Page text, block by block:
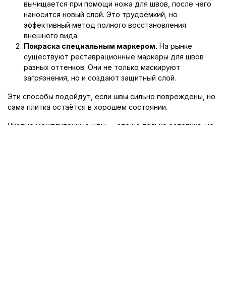
вычищается при помощи ножа для швов, после чего
наносится новый слой. Это трудоёмкий, но
эффективный метод полного восстановления
внешнего вида.
Покраска специальным маркером. На рынке
существуют реставрационные маркеры для швов
разных оттенков. Они не только маскируют
загрязнения, но и создают защитный слой.
Эти способы подойдут, если швы сильно повреждены, но
сама плитка остаётся в хорошем состоянии.
Чистые межплиточные швы — это не только эстетика, но